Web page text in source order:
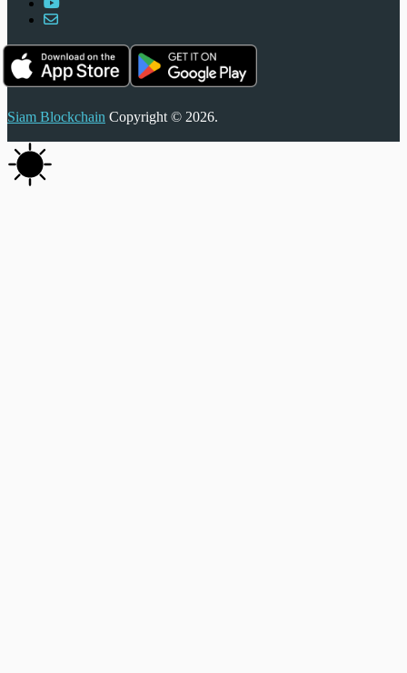
Siam Blockchain Copyright © 2026.